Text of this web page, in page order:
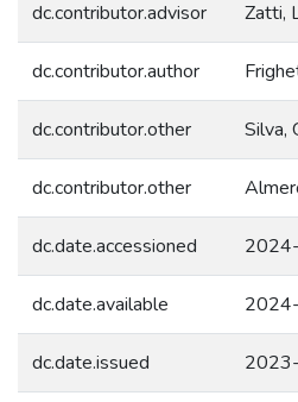
dc.contributor.advisor Zatti,
dc.contributor.author
dc.contributor.other Silva,
dc.contributor.other
dc.date.accessioned
dc.date.available
dc.date.issued